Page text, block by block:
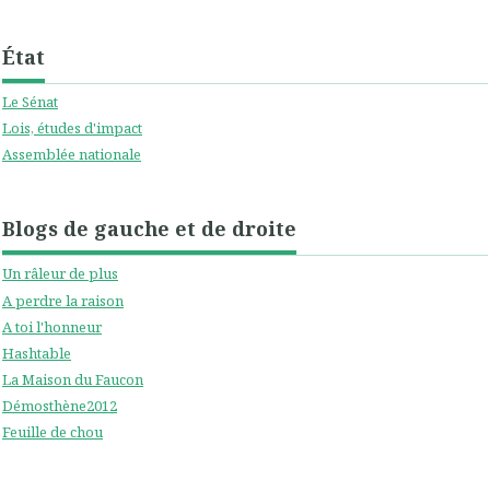
État
Le Sénat
Lois, études d'impact
Assemblée nationale
Blogs de gauche et de droite
Un râleur de plus
A perdre la raison
A toi l'honneur
Hashtable
La Maison du Faucon
Démosthène2012
Feuille de chou